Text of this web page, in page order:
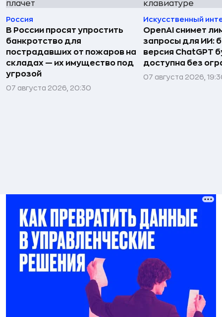
Россия
В России просят упростить
банкротство для
пострадавших от пожаров на
складах — их имущество под
угрозой
07 августа 2026, 20:30
Искусственный
OpenAI снимет
запросы для ИИ:
версия ChatGPT
доступна без
07 августа 2026,